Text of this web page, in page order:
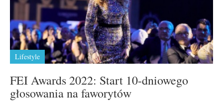
Lifestyle
FEI Awards 2022: Start 10-dniowego
głosowania na faworytów